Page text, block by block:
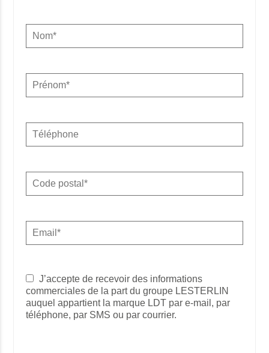
J’accepte de recevoir des informations
commerciales de la part du groupe LESTERLIN
auquel appartient la marque LDT par e-mail, par
téléphone, par SMS ou par courrier.